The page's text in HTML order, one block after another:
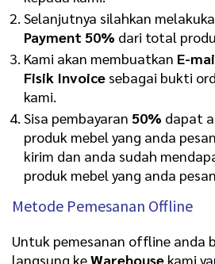
Selanjutnya silahkan
Payment 50% dari total
Kami akan membuatkan E-
Fisik Invoice sebagai bukti
kami.
Sisa pembayaran 50% dapat
produk mebel yang anda
kirim dan anda sudah
produk mebel yang anda pesan.
Metode Pemesanan Offline
Untuk pemesanan offline anda
langsung keWarehouse kami